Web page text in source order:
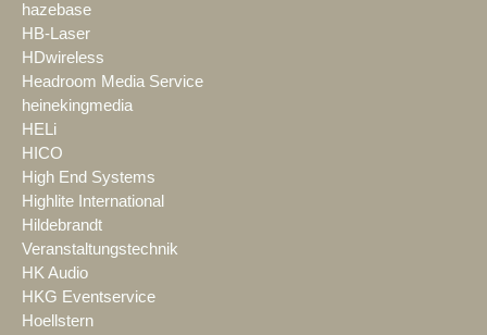
hazebase
HB-Laser
HDwireless
Headroom Media Service
heinekingmedia
HELi
HICO
High End Systems
Highlite International
Hildebrandt
Veranstaltungstechnik
HK Audio
HKG Eventservice
Hoellstern